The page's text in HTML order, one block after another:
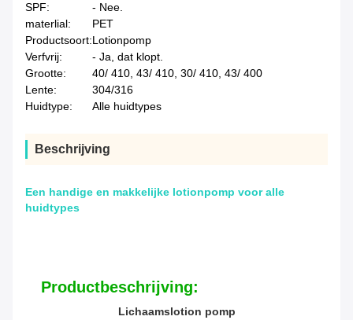
SPF:
- Nee.
materlial:
PET
Productsoort:Lotionpomp
Verfvrij:
- Ja, dat klopt.
Grootte:
40/ 410, 43/ 410, 30/ 410, 43/ 400
Lente:
304/316
Huidtype:
Alle huidtypes
Beschrijving
Een handige en makkelijke lotionpomp voor alle
huidtypes
Productbeschrijving:
Lichaamslotion pomp